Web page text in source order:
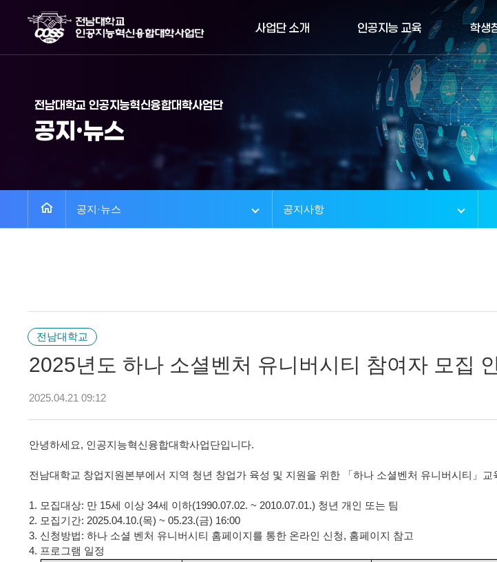
사업단 소개 인공지능 교육 학생
전남대학교 인공지능혁신융합대학사업단
공지·뉴스
공지·뉴스 공지사항
전남대학교
2025년도 하나 소셜벤처 유니버시티 참여자 모집
2025.04.21 09:12
안녕하세요, 인공지능혁신융합대학사업단입니다.
전남대학교 창업지원본부에서 지역 청년 창업가 육성 및 지원을 위한 「하나 소셜벤처 유니버시티」
1. 모집대상: 만 15세 이상 34세 이하(1990.07.02. ~ 2010.07.01.) 청년 개인 또는 팀
2. 모집기간: 2025.04.10.(목) ~ 05.23.(금) 16:00
3. 신청방법: 하나 소셜 벤처 유니버시티 홈페이지를 통한 온라인 신청, 홈페이지 참고
4. 프로그램 일정